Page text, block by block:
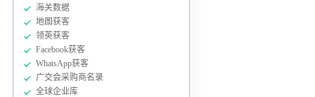
海关数据
地图获客
领英获客
Facebook获客
WhatsApp获客
广交会采购商名录
全球企业库